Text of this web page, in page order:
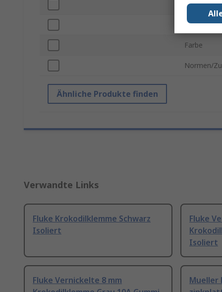
Isoliert
Farbe
Normen/
Ähnliche Produkte finden
Verwandte Links
Fluke Krokodilklemme Schwarz
Isoliert
Fluke
Isoliert
Fluke Vernickelte 8 mm
Mueller